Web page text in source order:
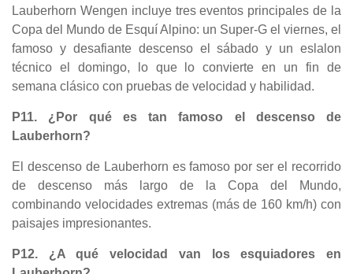
Lauberhorn Wengen incluye tres eventos principales de la
Copa del Mundo de Esquí Alpino: un Super-G el viernes, el
famoso y desafiante descenso el sábado y un eslalon
técnico el domingo, lo que lo convierte en un fin de
semana clásico con pruebas de velocidad y habilidad.
P11. ¿Por qué es tan famoso el descenso de
Lauberhorn?
El descenso de Lauberhorn es famoso por ser el recorrido
de descenso más largo de la Copa del Mundo,
combinando velocidades extremas (más de 160 km/h) con
paisajes impresionantes.
P12. ¿A qué velocidad van los esquiadores en